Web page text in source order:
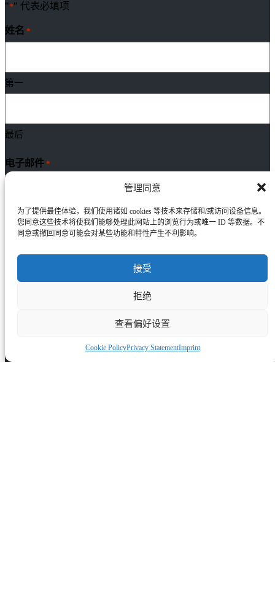
管理同意
为了提供最佳体验，我们使用诸如 cookies 等技术来存储和/或访问设备信息。
您同意这些技术将使我们能够处理此网站上的浏览行为或唯一 ID 等数据。不
同意或撤回同意可能会对某些功能和特性产生不利影响。
接受
拒绝
查看偏好设置
Cookie PolicyPrivacy StatementImprint
"*" 代表必填项
姓名 *
第一
最后
电子邮件 *
评论 *